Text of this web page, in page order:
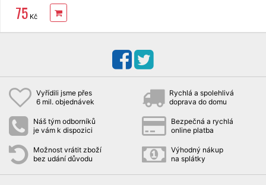
Essence 1 l
55 PD
75 Kč
Vyřídili jsme přes
6 mil. objednávek
Rychlá a spolehlivá
doprava do domu
Náš tým odborníků
je vám k dispozici
Bezpečná a rychlá
online platba
Možnost vrátit zboží
bez udání důvodu
Výhodný nákup
na splátky